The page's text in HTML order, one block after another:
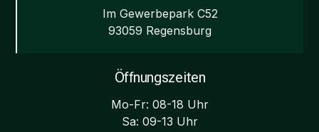
Im Gewerbepark C52
93059 Regensburg
Öffnungszeiten
Mo-Fr: 08-18 Uhr
Sa: 09-13 Uhr